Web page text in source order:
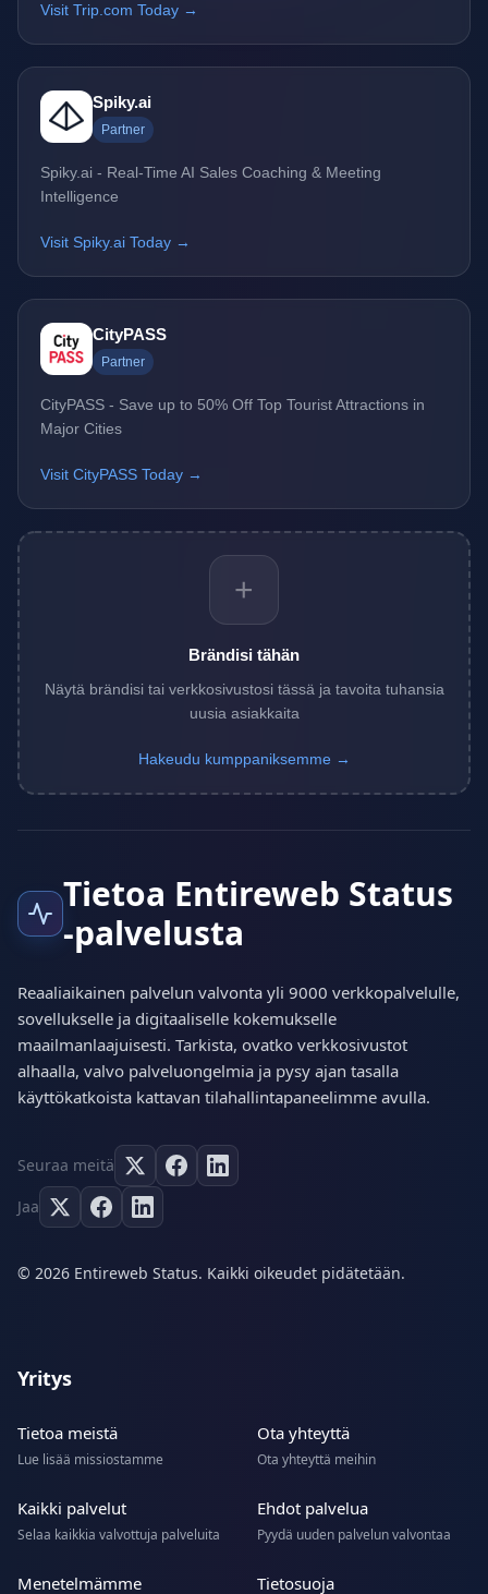
Visit Trip.com Today →
Spiky.ai
Partner
Spiky.ai - Real-Time AI Sales Coaching & Meeting
Intelligence
Visit Spiky.ai Today →
CityPASS
Partner
CityPASS - Save up to 50% Off Top Tourist Attractions in
Major Cities
Visit CityPASS Today →
+
Brändisi tähän
Näytä brändisi tai verkkosivustosi tässä ja tavoita tuhansia
uusia asiakkaita
Hakeudu kumppaniksemme →
Tietoa Entireweb Status
-palvelusta
Reaaliaikainen palvelun valvonta yli 9000 verkkopalvelulle,
sovellukselle ja digitaaliselle kokemukselle
maailmanlaajuisesti. Tarkista, ovatko verkkosivustot
alhaalla, valvo palveluongelmia ja pysy ajan tasalla
käyttökatkoista kattavan tilahallintapaneelimme avulla.
Seuraa meitä
Jaa
© 2026 Entireweb Status. Kaikki oikeudet pidätetään.
Yritys
Tietoa meistä
Lue lisää missiostamme
Ota yhteyttä
Ota yhteyttä meihin
Kaikki palvelut
Selaa kaikkia valvottuja palveluita
Ehdot palvelua
Pyydä uuden palvelun valvontaa
Menetelmämme Tietosuoja